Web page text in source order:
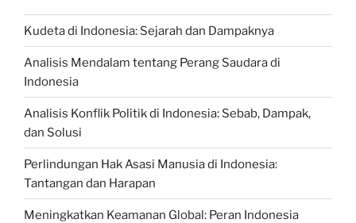
Kudeta di Indonesia: Sejarah dan Dampaknya
Analisis Mendalam tentang Perang Saudara di
Indonesia
Analisis Konflik Politik di Indonesia: Sebab, Dampak,
dan Solusi
Perlindungan Hak Asasi Manusia di Indonesia:
Tantangan dan Harapan
Meningkatkan Keamanan Global: Peran Indonesia